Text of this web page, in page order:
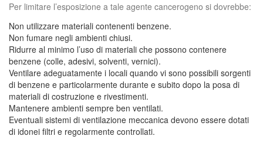
Per limitare l’esposizione a tale agente cancerogeno si dovrebbe:
Non utilizzare materiali contenenti benzene.
Non fumare negli ambienti chiusi.
Ridurre al minimo l’uso di materiali che possono contenere
benzene (colle, adesivi, solventi, vernici).
Ventilare adeguatamente i locali quando vi sono possibili sorgenti
di benzene e particolarmente durante e subito dopo la posa di
materiali di costruzione e rivestimenti.
Mantenere ambienti sempre ben ventilati.
Eventuali sistemi di ventilazione meccanica devono essere dotati
di idonei filtri e regolarmente controllati.